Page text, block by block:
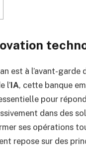
est à l’avant-garde
l’IA, cette banque
pour
dans des
ses opérations
repose sur des